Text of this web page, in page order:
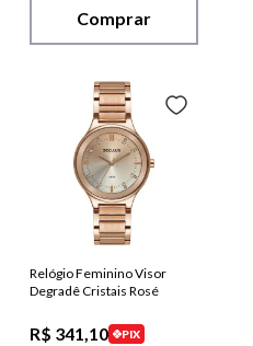
Comprar
Relógio Feminino Visor
Degradê Cristais Rosé
R$ 341,10
PIX